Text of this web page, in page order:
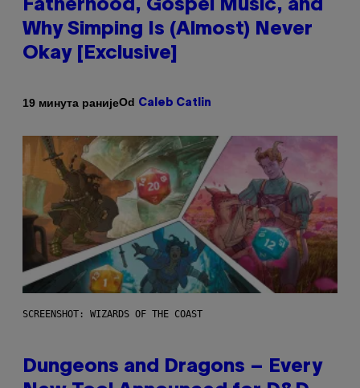
Fatherhood, Gospel Music, and
Why Simping Is (Almost) Never
Okay [Exclusive]
19 минута ранијеOd Caleb Catlin
SCREENSHOT: WIZARDS OF THE COAST
Dungeons and Dragons – Every